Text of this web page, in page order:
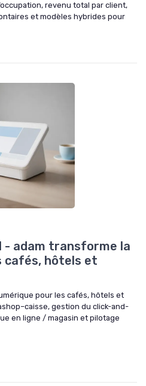
revenu total par client,
et modèles hybrides pour
adam transforme la
cafés, hôtels et
pour les cafés, hôtels et
gestion du click-and-
en ligne / magasin et pilotage